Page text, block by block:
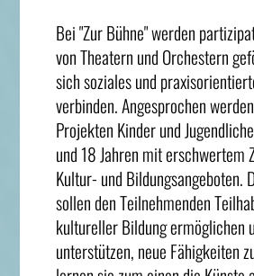
Bei "Zur Bühne" werden
von Theatern und Orchestern
sich soziales und
verbinden. Angesprochen
Projekten Kinder und
und 18 Jahren mit erschwertem
Kultur- und Bildungsangeboten.
sollen den Teilnehmenden
kultureller Bildung ermöglichen
unterstützen, neue Fähigkeiten